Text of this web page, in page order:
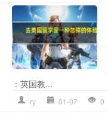
：英国教...
ry 01-07 0